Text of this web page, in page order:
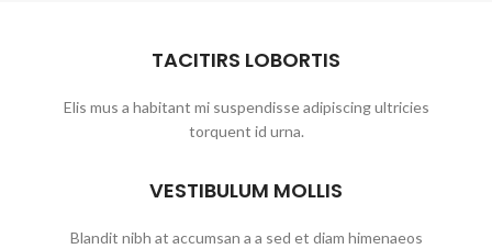
TACITIRS LOBORTIS
Elis mus a habitant mi suspendisse adipiscing ultricies
torquent id urna.
VESTIBULUM MOLLIS
Blandit nibh at accumsan a a sed et diam himenaeos